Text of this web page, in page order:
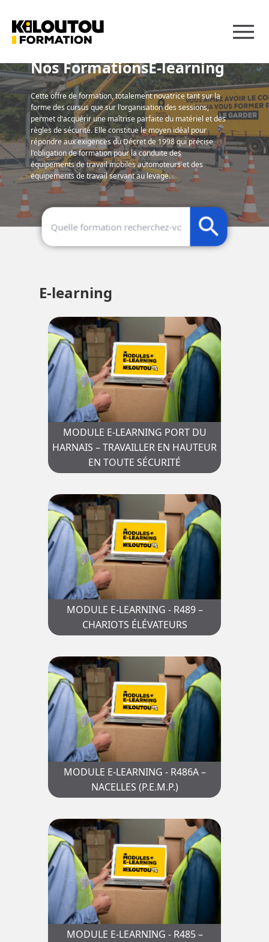
Nos FormationsE-learning
Cette offre de formation, totalement novatrice tant sur la
forme des cursus que sur l'organisation des sessions,
permet d'acquérir une maîtrise parfaite du matériel et des
règles de sécurité. Elle constitue le moyen idéal pour
répondre aux exigences du Décret de 1998 qui précise
l'obligation de formation pour la conduite des
équipements de travail mobiles automoteurs et des
équipements de travail servant au levage.
search
E-learning
MODULE E-LEARNING PORT DU
HARNAIS – TRAVAILLER EN HAUTEUR
EN TOUTE SÉCURITÉ
MODULE E-LEARNING - R489 –
CHARIOTS ÉLÉVATEURS
MODULE E-LEARNING - R486A –
NACELLES (P.E.M.P.)
MODULE E-LEARNING - R485 –